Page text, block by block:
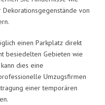
von
einen Parkplatz direkt
besiedelten Gebieten wie
dies eine
Umzugsfirmen
einer temporären